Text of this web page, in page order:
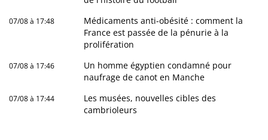
07/08 à 17:48
Médicaments anti-obésité : comment la
France est passée de la pénurie à la
prolifération
07/08 à 17:46
Un homme égyptien condamné pour
naufrage de canot en Manche
07/08 à 17:44
Les musées, nouvelles cibles des
cambrioleurs